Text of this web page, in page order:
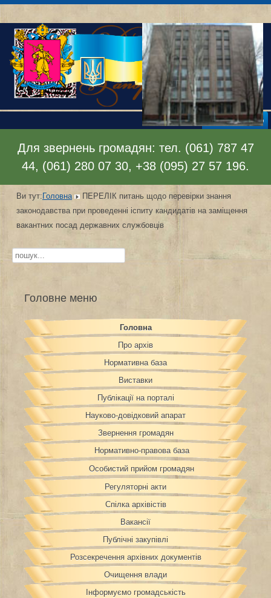
Відкрити меню
Для звернень громадян: тел. (061) 787 47
44, (061) 280 07 30, +38 (095) 27 57 196.
Ви тут:Головна
ПЕРЕЛІК питань щодо перевірки знання
законодавства при проведенні іспиту кандидатів на заміщення
вакантних посад державних службовців
Пошук...
Головне меню
Головна
Про архів
Нормативна база
Виставки
Публікації на порталі
Науково-довідковий апарат
Звернення громадян
Нормативно-правова база
Особистий прийом громадян
Регуляторні акти
Спілка архівістів
Вакансії
Публічні закупівлі
Розсекречення архівних документів
Очищення влади
Інформуємо громадськість